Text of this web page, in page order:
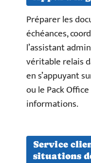
Préparer les
échéances,
l’assistant
véritable relais
en s’appuyant
ou le Pack
informations.
Service
situations